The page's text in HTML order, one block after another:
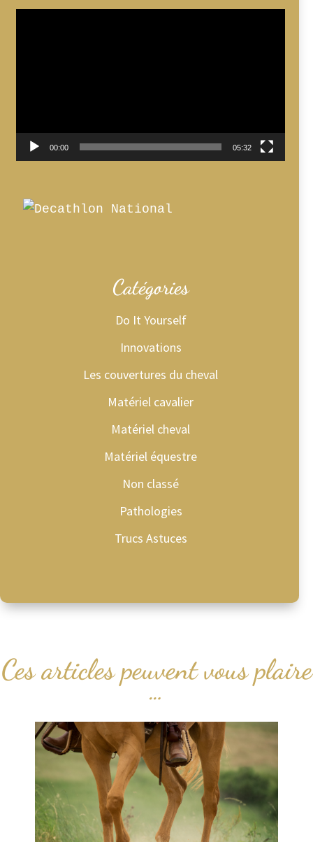
00:00 05:32
Catégories
Do It Yourself
Innovations
Les couvertures du cheval
Matériel cavalier
Matériel cheval
Matériel équestre
Non classé
Pathologies
Trucs Astuces
Ces articles peuvent vous plaire
…